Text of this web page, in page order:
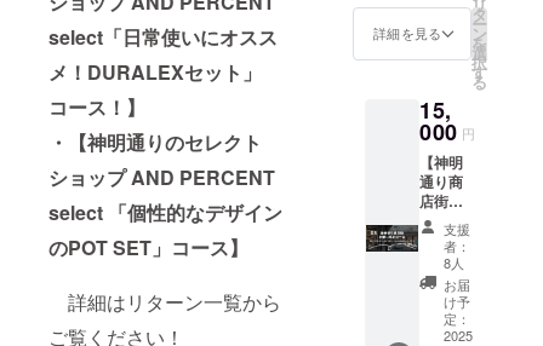
select「日常使いにオスス
メ！DURALEXセット」
コース！】
・【神明通りのセレクト
ショップ AND PERCENT
select 「個性的なデザイン
のPOT SET」コース】
詳細はリターン一覧から
ご覧ください！
続する
限り掲
法：文
字のみ
掲載 ・
注意事
項：支
援時、
必ず備
考欄に
掲載を
希望さ
れるお
名前を
で構成
する、
に、ご
支援頂
のお名
前
（ニッ
クネー
ム）を
掲載し
ます（※
ストー
リー
ターと
して、
ご支援
頂いた
方のお
名前
（ニッ
クネー
ム）を
掲載し
ます。
・プロ
ジェク
ト立ち
上げか
のPOT
SET」
コー
ス】 ・
りには
なかな
か行け
ないけ
ど、応
援した
い！と
いう方
ならこ
のコー
ス！
神明通
りのハ
詳細を見る
タ
ー
ン
を
選
択
す
る
15,
000 円
【神明
通り商
店街・
お楽し
み★
コー
ス】 ・
神明通
り商店
街で使
支援
者：
8人
お届
け予
定：
2025